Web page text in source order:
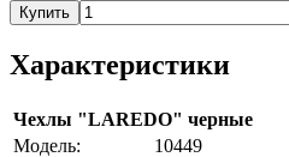
Купить
Характеристики
Чехлы "LAREDO" черные
Модель:
10449